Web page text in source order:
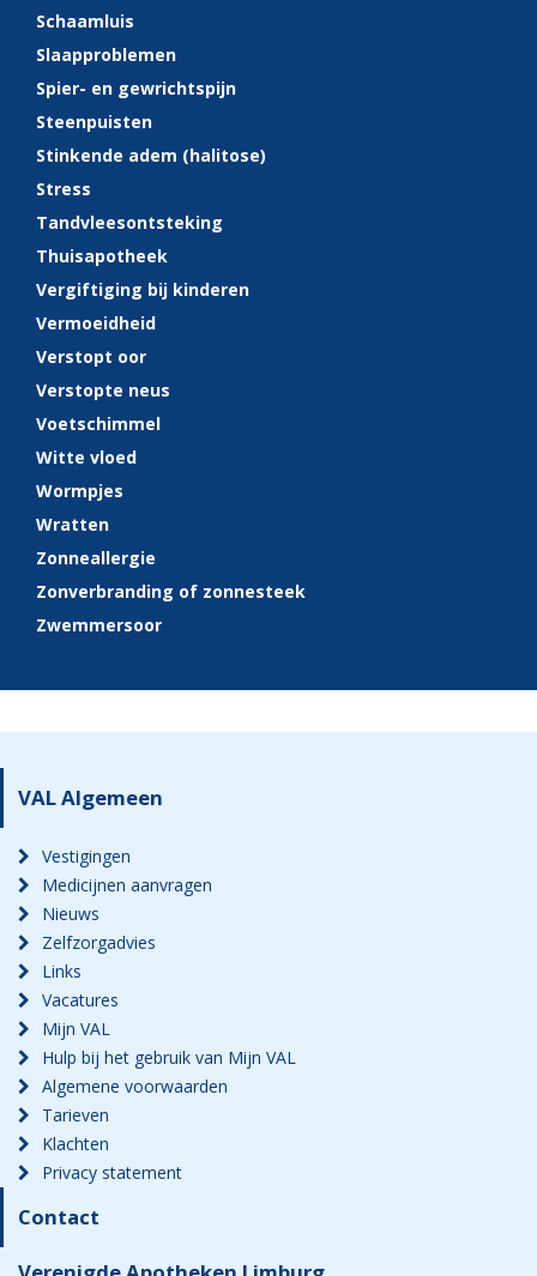
Schaamluis
Slaapproblemen
Spier- en gewrichtspijn
Steenpuisten
Stinkende adem (halitose)
Stress
Tandvleesontsteking
Thuisapotheek
Vergiftiging bij kinderen
Vermoeidheid
Verstopt oor
Verstopte neus
Voetschimmel
Witte vloed
Wormpjes
Wratten
Zonneallergie
Zonverbranding of zonnesteek
Zwemmersoor
VAL Algemeen
Vestigingen
Medicijnen aanvragen
Nieuws
Zelfzorgadvies
Links
Vacatures
Mijn VAL
Hulp bij het gebruik van Mijn VAL
Algemene voorwaarden
Tarieven
Klachten
Privacy statement
Contact